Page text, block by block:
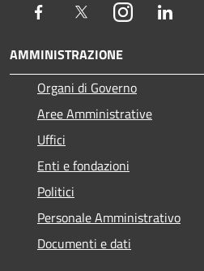
Facebook TwitterInstagram
AMMINISTRAZIONE
Organi di Governo
Aree Amministrative
Uffici
Enti e fondazioni
Politici
Personale Amministrativo
Documenti e dati